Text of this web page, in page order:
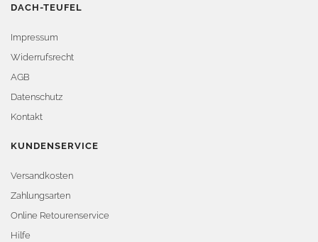
DACH-TEUFEL
Impressum
Widerrufsrecht
AGB
Datenschutz
Kontakt
KUNDENSERVICE
Versandkosten
Zahlungsarten
Online Retourenservice
Hilfe